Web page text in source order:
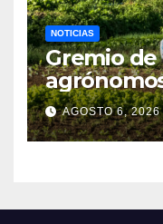
NOTICIAS
Gremio
financiar
familiar
AGOSTO 6, 2026